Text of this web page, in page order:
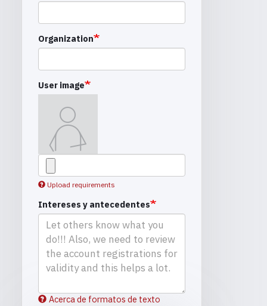
Organization
User image
Upload requirements
Intereses y antecedentes
Acerca de formatos de texto